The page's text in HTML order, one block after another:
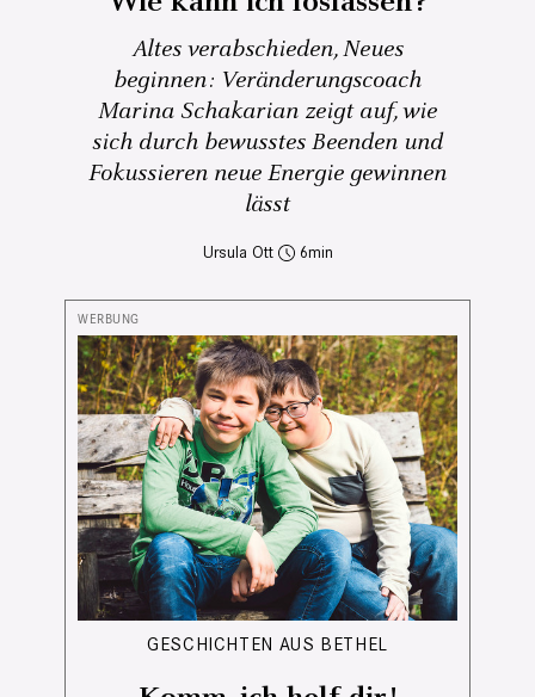
Altes verabschieden, Neues
beginnen: Veränderungscoach
Marina Schakarian zeigt auf, wie
sich durch bewusstes Beenden und
Fokussieren neue Energie gewinnen
lässt
Ursula Ott 6
GESCHICHTEN AUS BETHEL